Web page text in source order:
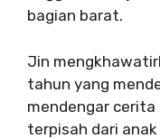
bagian barat.
Jin
tahun yang
mendengar
terpisah dari